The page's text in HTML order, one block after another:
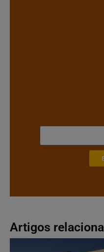
Artigos